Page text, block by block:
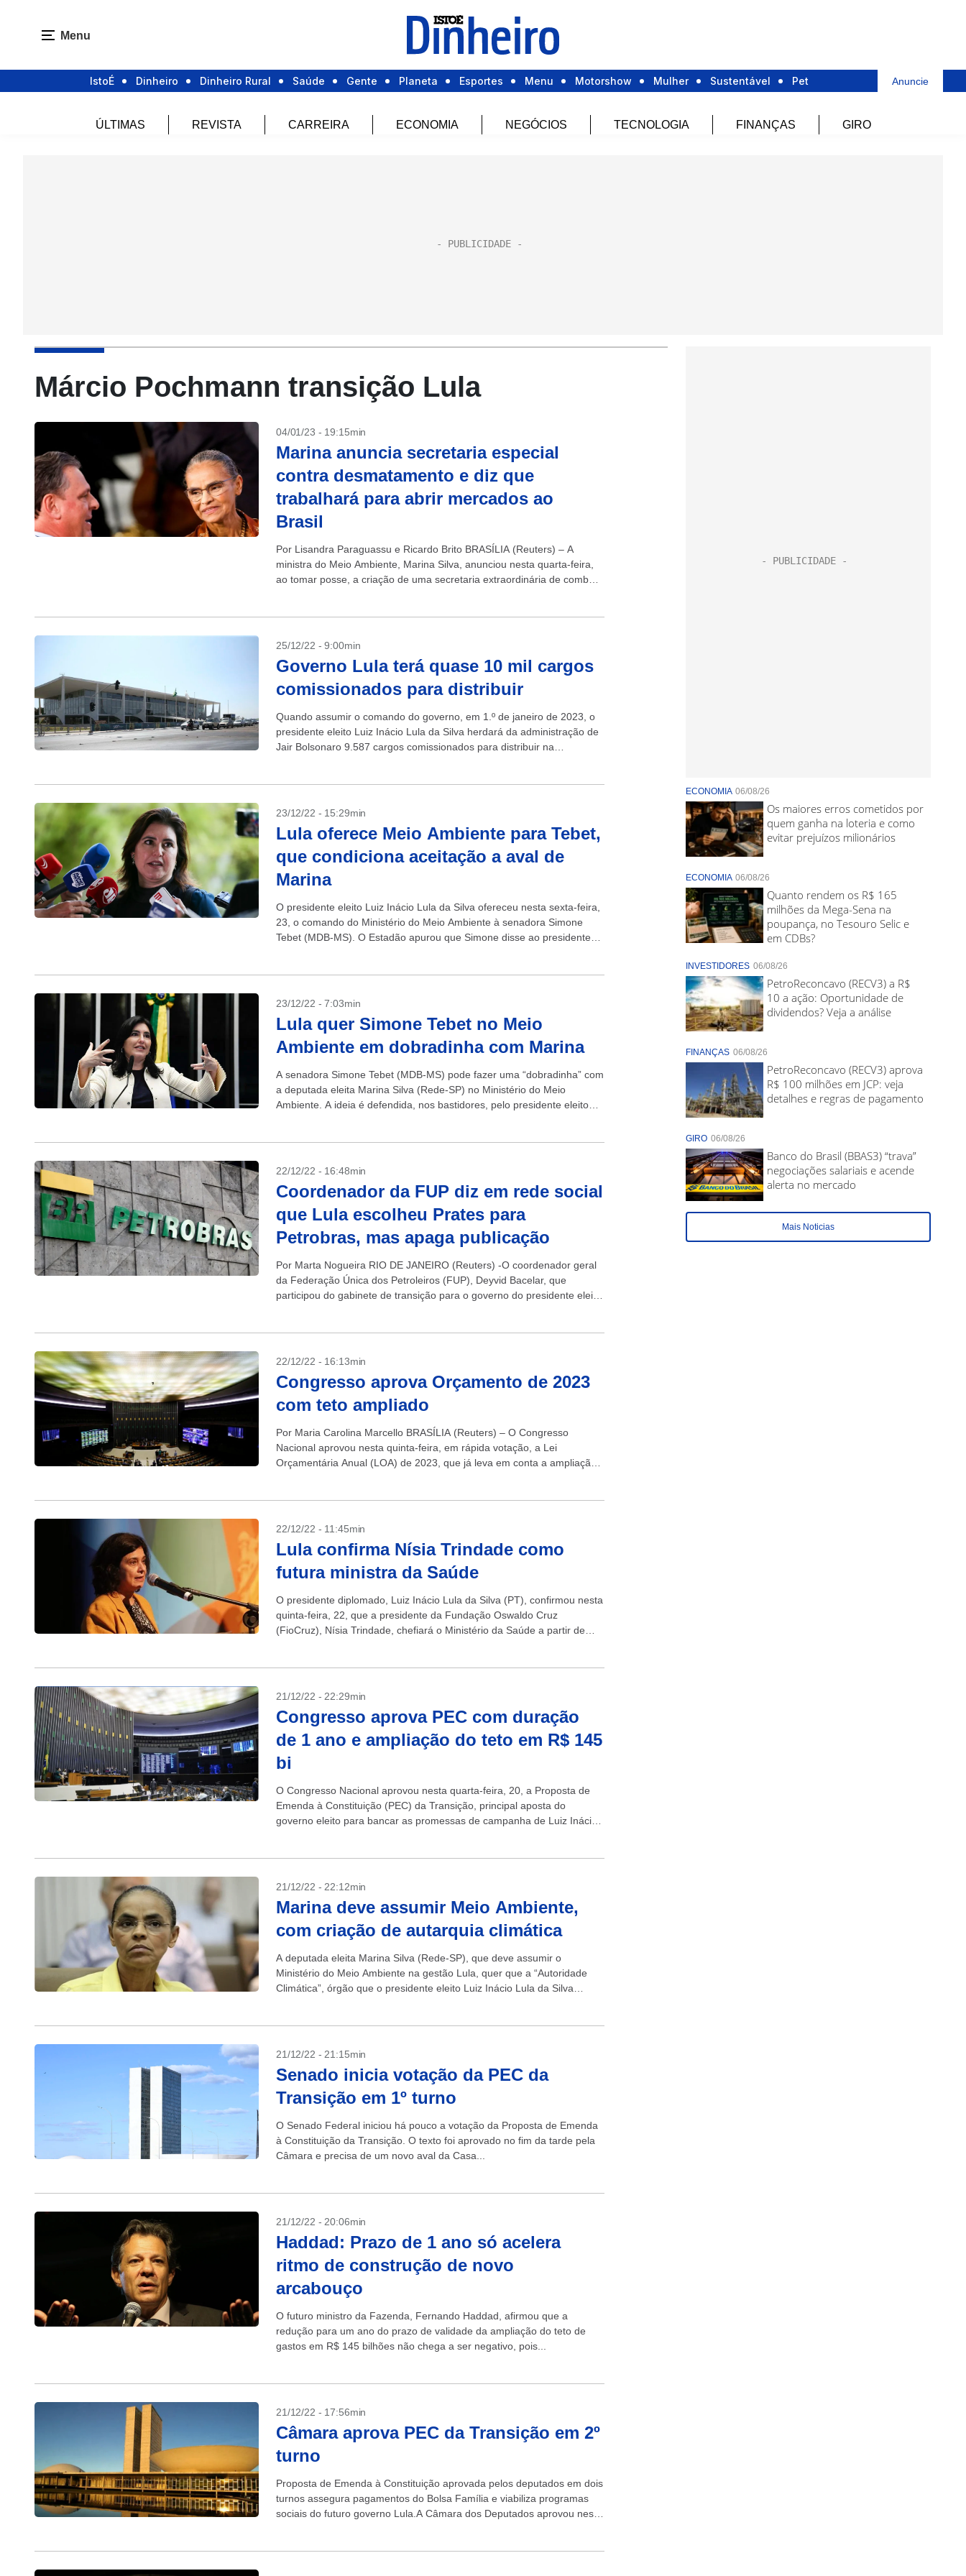
Menu
IstoÉ Dinheiro Dinheiro Rural Saúde Gente Planeta Esportes Menu Motorshow Mulher Sustentável Pet Anuncie
ÚLTIMAS REVISTA CARREIRA ECONOMIA NEGÓCIOS TECNOLOGIA FINANÇAS GIRO
Márcio Pochmann transição Lula
04/01/23 - 19:15min
Marina anuncia secretaria especial
contra desmatamento e diz que
trabalhará para abrir mercados ao
Brasil
Por Lisandra Paraguassu e Ricardo Brito BRASÍLIA (Reuters) – A
ministra do Meio Ambiente, Marina Silva, anunciou nesta quarta-feira,
ao tomar posse, a criação de uma secretaria extraordinária de combate
25/12/22 - 9:00min
Governo Lula terá quase 10 mil cargos
comissionados para distribuir
Quando assumir o comando do governo, em 1.º de janeiro de 2023, o
presidente eleito Luiz Inácio Lula da Silva herdará da administração de
Jair Bolsonaro 9.587 cargos comissionados para distribuir na
23/12/22 - 15:29min
Lula oferece Meio Ambiente para Tebet,
que condiciona aceitação a aval de
Marina
O presidente eleito Luiz Inácio Lula da Silva ofereceu nesta sexta-feira,
23, o comando do Ministério do Meio Ambiente à senadora Simone
Tebet (MDB-MS). O Estadão apurou que Simone disse ao presidente
23/12/22 - 7:03min
Lula quer Simone Tebet no Meio
Ambiente em dobradinha com Marina
A senadora Simone Tebet (MDB-MS) pode fazer uma “dobradinha” com
a deputada eleita Marina Silva (Rede-SP) no Ministério do Meio
Ambiente. A ideia é defendida, nos bastidores, pelo presidente eleito
22/12/22 - 16:48min
Coordenador da FUP diz em rede social
que Lula escolheu Prates para
Petrobras, mas apaga publicação
Por Marta Nogueira RIO DE JANEIRO (Reuters) -O coordenador geral
da Federação Única dos Petroleiros (FUP), Deyvid Bacelar, que
participou do gabinete de transição para o governo do presidente eleito
22/12/22 - 16:13min
Congresso aprova Orçamento de 2023
com teto ampliado
Por Maria Carolina Marcello BRASÍLIA (Reuters) – O Congresso
Nacional aprovou nesta quinta-feira, em rápida votação, a Lei
Orçamentária Anual (LOA) de 2023, que já leva em conta a ampliação
22/12/22 - 11:45min
Lula confirma Nísia Trindade como
futura ministra da Saúde
O presidente diplomado, Luiz Inácio Lula da Silva (PT), confirmou nesta
quinta-feira, 22, que a presidente da Fundação Oswaldo Cruz
(FioCruz), Nísia Trindade, chefiará o Ministério da Saúde a partir de
21/12/22 - 22:29min
Congresso aprova PEC com duração
de 1 ano e ampliação do teto em R$ 145
bi
O Congresso Nacional aprovou nesta quarta-feira, 20, a Proposta de
Emenda à Constituição (PEC) da Transição, principal aposta do
governo eleito para bancar as promessas de campanha de Luiz Inácio
21/12/22 - 22:12min
Marina deve assumir Meio Ambiente,
com criação de autarquia climática
A deputada eleita Marina Silva (Rede-SP), que deve assumir o
Ministério do Meio Ambiente na gestão Lula, quer que a “Autoridade
Climática”, órgão que o presidente eleito Luiz Inácio Lula da Silva
21/12/22 - 21:15min
Senado inicia votação da PEC da
Transição em 1º turno
O Senado Federal iniciou há pouco a votação da Proposta de Emenda
à Constituição da Transição. O texto foi aprovado no fim da tarde pela
Câmara e precisa de um novo aval da Casa...
21/12/22 - 20:06min
Haddad: Prazo de 1 ano só acelera
ritmo de construção de novo
arcabouço
O futuro ministro da Fazenda, Fernando Haddad, afirmou que a
redução para um ano do prazo de validade da ampliação do teto de
gastos em R$ 145 bilhões não chega a ser negativo, pois...
21/12/22 - 17:56min
Câmara aprova PEC da Transição em 2º
turno
Proposta de Emenda à Constituição aprovada pelos deputados em dois
turnos assegura pagamentos do Bolsa Família e viabiliza programas
sociais do futuro governo Lula.A Câmara dos Deputados aprovou nesta
ECONOMIA 06/08/26
Os maiores erros cometidos por
quem ganha na loteria e como
evitar prejuízos milionários
ECONOMIA 06/08/26
Quanto rendem os R$ 165
milhões da Mega-Sena na
poupança, no Tesouro Selic e
em CDBs?
INVESTIDORES 06/08/26
PetroReconcavo (RECV3) a R$
10 a ação: Oportunidade de
dividendos? Veja a análise
FINANÇAS 06/08/26
PetroReconcavo (RECV3) aprova
R$ 100 milhões em JCP: veja
detalhes e regras de pagamento
GIRO 06/08/26
Banco do Brasil (BBAS3) “trava”
negociações salariais e acende
alerta no mercado
Mais Noticias